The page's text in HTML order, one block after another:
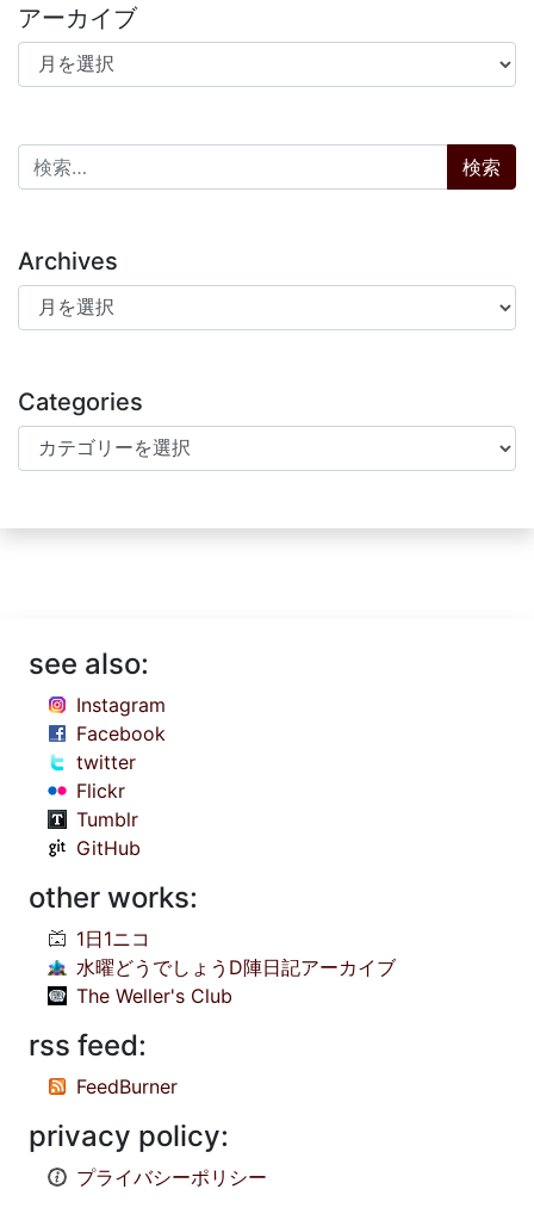
アーカイブ
アーカイブ
検索:
Archives
Archives
Categories
Categories
see also:
Instagram
Facebook
twitter
Flickr
Tumblr
GitHub
other works:
1日1ニコ
水曜どうでしょうD陣日記アーカイブ
The Weller's Club
rss feed:
FeedBurner
privacy policy:
プライバシーポリシー